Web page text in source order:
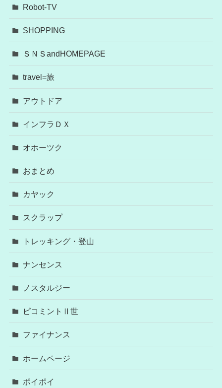
Robot-TV
SHOPPING
ＳＮＳandHOMEPAGE
travel=旅
アウトドア
インフラＤＸ
オホーツク
おまとめ
カヤック
スクラップ
トレッキング・登山
ナンセンス
ノスタルジー
ピコミントⅡ世
ファイナンス
ホームページ
ポイポイ